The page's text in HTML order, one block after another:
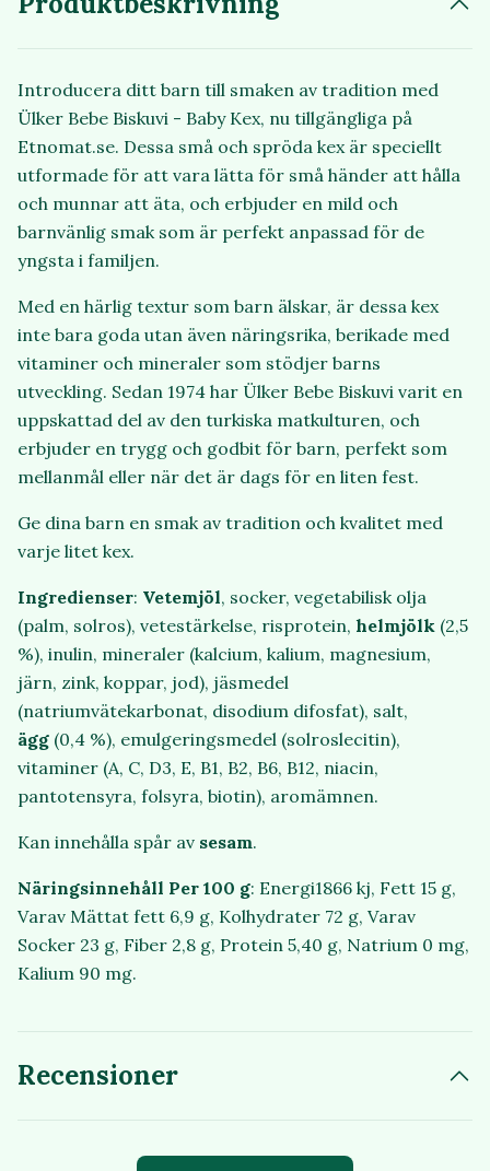
Introducera ditt barn till smaken av tradition med
Ülker Bebe Biskuvi - Baby Kex, nu tillgängliga på
Etnomat.se. Dessa små och spröda kex är speciellt
utformade för att vara lätta för små händer att hålla
och munnar att äta, och erbjuder en mild och
barnvänlig smak som är perfekt anpassad för de
yngsta i familjen.
Med en härlig textur som barn älskar, är dessa kex
inte bara goda utan även näringsrika, berikade med
vitaminer och mineraler som stödjer barns
utveckling. Sedan 1974 har Ülker Bebe Biskuvi varit en
uppskattad del av den turkiska matkulturen, och
erbjuder en trygg och godbit för barn, perfekt som
mellanmål eller när det är dags för en liten fest.
Ge dina barn en smak av tradition och kvalitet med
varje litet kex.
Ingredienser: Vetemjöl, socker, vegetabilisk olja
(palm, solros), vetestärkelse, risprotein, helmjölk (2,5
%), inulin, mineraler (kalcium, kalium, magnesium,
järn, zink, koppar, jod), jäsmedel
(natriumvätekarbonat, disodium difosfat), salt,
ägg (0,4 %), emulgeringsmedel (solroslecitin),
vitaminer (A, C, D3, E, B1, B2, B6, B12, niacin,
pantotensyra, folsyra, biotin), aromämnen.
Kan innehålla spår av sesam.
Näringsinnehåll Per 100 g: Energi1866 kj, Fett 15 g,
Varav Mättat fett 6,9 g, Kolhydrater 72 g, Varav
Socker 23 g, Fiber 2,8 g, Protein 5,40 g, Natrium 0 mg,
Kalium 90 mg.
Recensioner